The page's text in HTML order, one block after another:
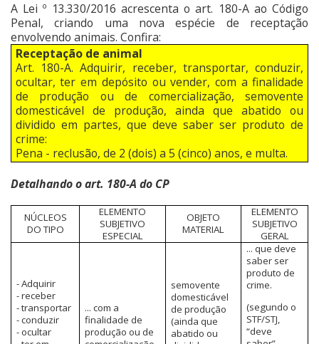
A Lei º 13.330/2016 acrescenta o art. 180-A ao Código
Penal, criando uma nova espécie de receptação
envolvendo animais. Confira:
Receptação de animal
Art. 180-A. Adquirir, receber, transportar, conduzir,
ocultar, ter em depósito ou vender, com a finalidade
de produção ou de comercialização, semovente
domesticável de produção, ainda que abatido ou
dividido em partes, que deve saber ser produto de
crime:
Pena - reclusão, de 2 (dois) a 5 (cinco) anos, e multa.
Detalhando o art. 180-A do CP
NÚCLEOS
DO TIPO
ELEMENTO
SUBJETIVO
ESPECIAL
OBJETO
MATERIAL
ELEMENTO
SUBJETIVO
GERAL
- Adquirir
- receber
- transportar
- conduzir
- ocultar
... com a
finalidade de
produção ou de
semovente
domesticável
de produção
(ainda que
abatido ou
... que deve
saber ser
produto de
crime.
(segundo o
STF/STJ,
“deve